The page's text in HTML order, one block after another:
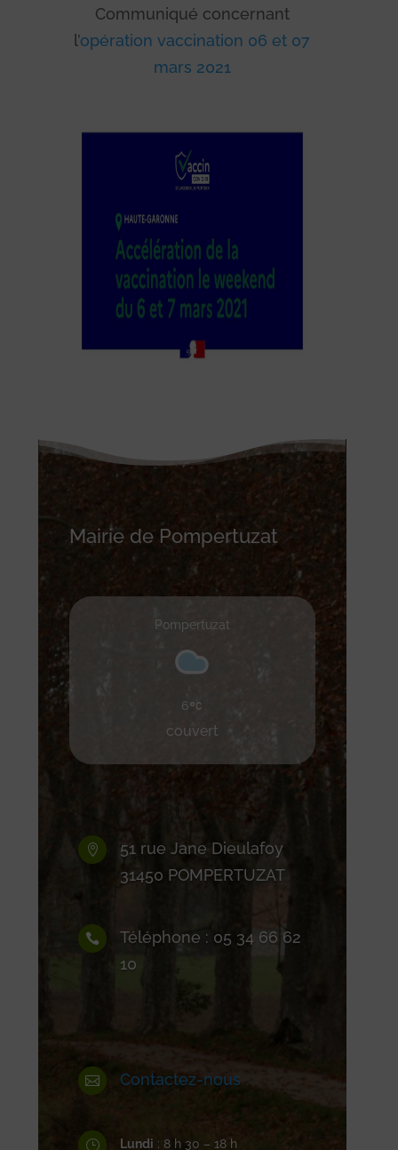
Communiqué concernant
l’opération vaccination 06 et 07
mars 2021
Mairie de Pompertuzat
Pompertuzat
6
couvert

51 rue Jane Dieulafoy
31450 POMPERTUZAT

Téléphone : 05 34 66 62
10
 Contactez-nous
} Lundi : 8 h 30 – 18 h